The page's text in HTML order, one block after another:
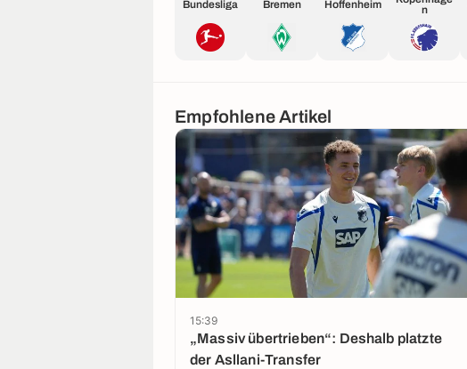
Bundesliga Bremen Hoffenheim
n
Empfohlene Artikel
„Massiv übertrieben“: Deshalb platzte
der Asllani-Transfer
15:39